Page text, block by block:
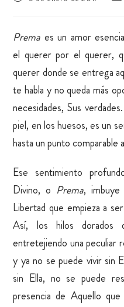
Prema es un amor
el querer por el querer,
querer donde se entrega
te habla y no queda más
necesidades, Sus
piel, en los huesos, es un
hasta un punto comparable
Ese sentimiento
Divino, o Prema,
Libertad que empieza a
Así, los hilos dorados
entretejiendo una peculiar
y ya no se puede vivir sin
sin Ella, no se puede
presencia de Aquello